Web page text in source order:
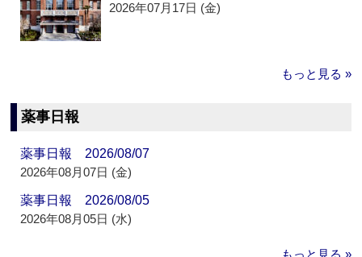
2026年07月17日 (金)
もっと見る »
薬事日報
薬事日報 2026/08/07
2026年08月07日 (金)
薬事日報 2026/08/05
2026年08月05日 (水)